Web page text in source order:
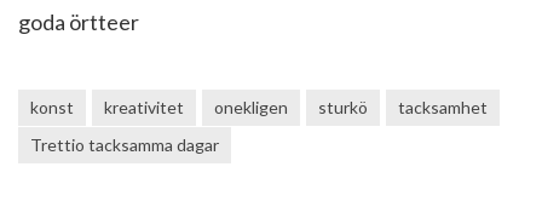
goda örtteer
konst kreativitet onekligen sturkö
tacksamhet
Trettio tacksamma dagar